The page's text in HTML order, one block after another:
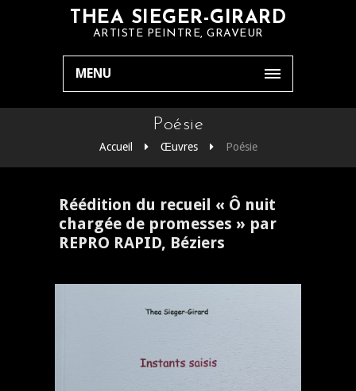
THEA SIEGER-GIRARD
ARTISTE PEINTRE, GRAVEUR
MENU
Poésie
Accueil Œuvres Poésie
Réédition du recueil « Ô nuit
chargée de promesses » par
REPRO RAPID, Béziers